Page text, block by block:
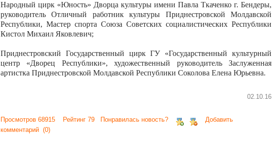
Народный цирк «Юность» Дворца культуры имени Павла Ткаченко г. Бендеры,
руководитель Отличный работник культуры Приднестровской Молдавской
Республики, Мастер спорта Союза Советских социалистических Республики
Кистол Михаил Яковлевич;
Приднестровский Государственный цирк ГУ «Государственный культурный
центр «Дворец Республики», художественный руководитель Заслуженная
артистка Приднестровской Молдавской Республики Соколова Елена Юрьевна.
02.10.16
Просмотров 68915 Рейтинг 79 Понравилась новость?
Добавить
комментарий (0)